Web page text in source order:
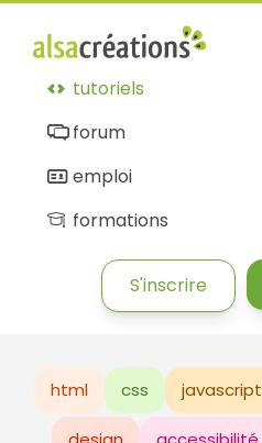
tutoriels
forum
emploi
formations
S'inscrire
html css javascript